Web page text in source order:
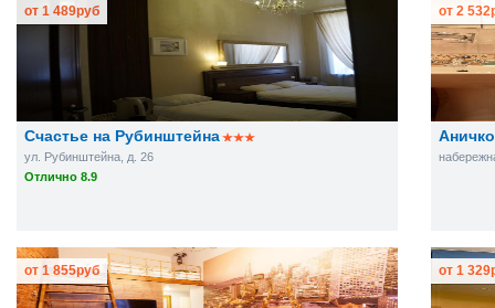
Счастье на Рубинштейна
ул. Рубинштейна, д. 26
Отлично 8.9
от 1 489руб от 2 532
от 1 855руб от 1 329